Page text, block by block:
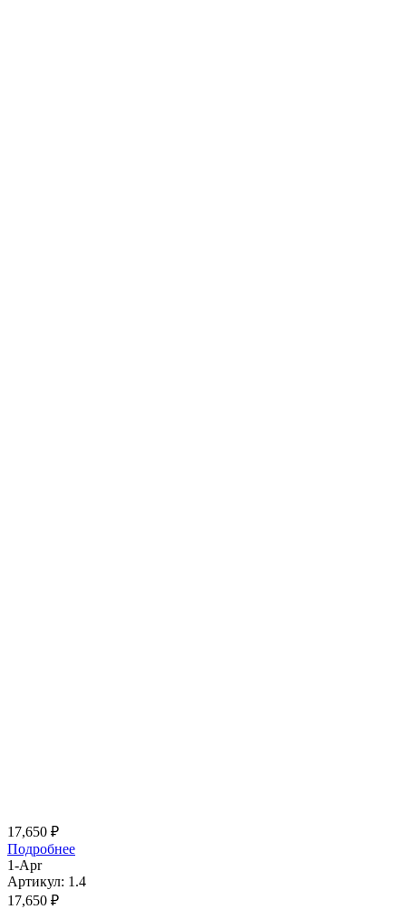
17,650 ₽
Подробнее
1-Apr
Артикул: 1.4
17,650 ₽